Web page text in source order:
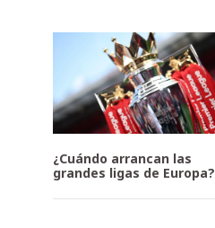
¿Cuándo arrancan las
grandes ligas de Europa?